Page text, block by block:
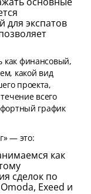
для экспатов
финансовый,
какой вид
проекта,
всего
график
— это:
как
сделок по
Exeed и